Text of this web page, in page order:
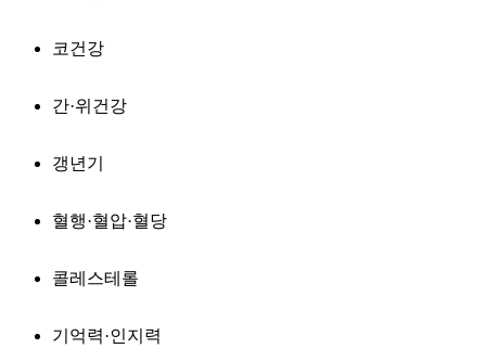
코건강
간·위건강
갱년기
혈행·혈압·혈당
콜레스테롤
기억력·인지력